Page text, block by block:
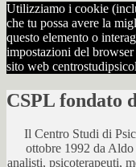
Utilizziamo i cookie
che tu possa avere la
questo elemento o
impostazioni del
sito web
CSPL fondato
Il Centro Studi di
ottobre 1992 da
analisti, psicoterapeuti,